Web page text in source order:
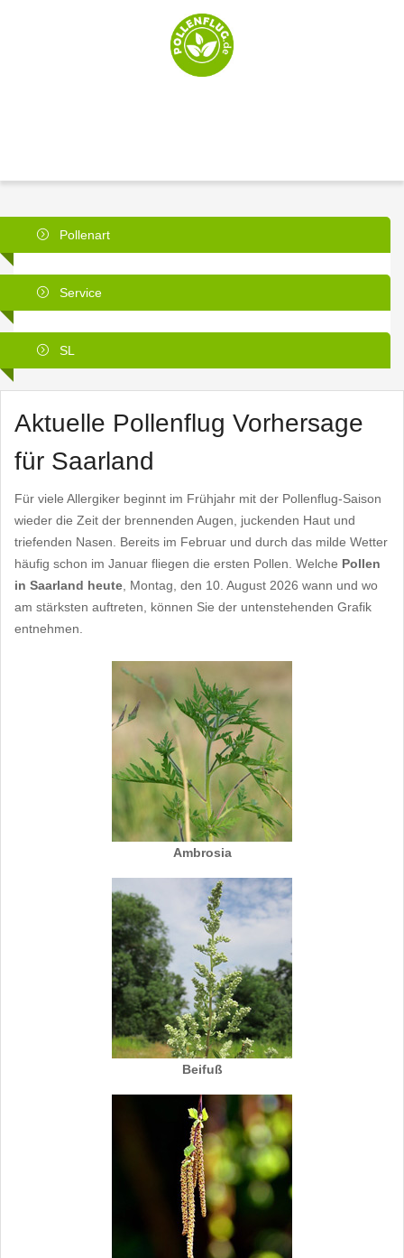
Pollenart
Service
SL
Aktuelle Pollenflug Vorhersage
für Saarland
Für viele Allergiker beginnt im Frühjahr mit der Pollenflug-Saison
wieder die Zeit der brennenden Augen, juckenden Haut und
triefenden Nasen. Bereits im Februar und durch das milde Wetter
häufig schon im Januar fliegen die ersten Pollen. Welche Pollen
in Saarland heute , Montag, den 10. August 2026 wann und wo
am stärksten auftreten, können Sie der untenstehenden Grafik
entnehmen.
Ambrosia
Beifuß